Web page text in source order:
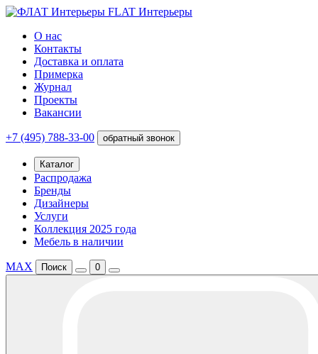
FLAT Интерьеры
О нас
Контакты
Доставка и оплата
Примерка
Журнал
Проекты
Вакансии
+7 (495) 788-33-00 обратный звонок
Каталог
Распродажа
Бренды
Дизайнеры
Услуги
Коллекция 2025 года
Мебель в наличии
MAX Поиск 0